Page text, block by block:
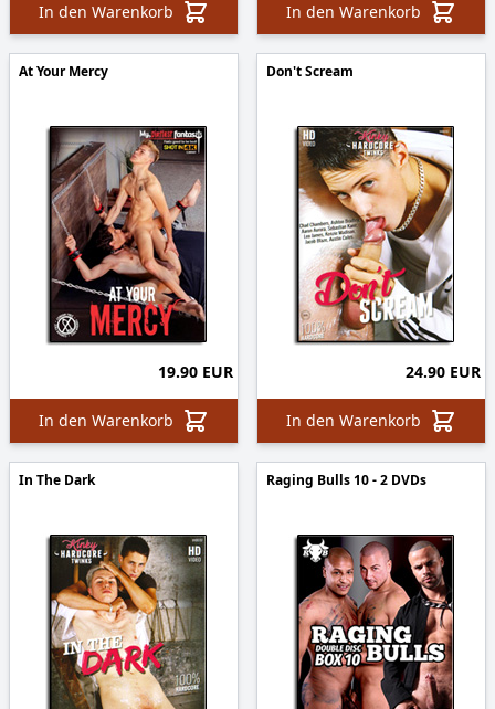
In den Warenkorb In den Warenkorb
At Your Mercy
19.90 EUR
In den Warenkorb
Don't Scream
24.90 EUR
In den Warenkorb
In The Dark Raging Bulls 10 - 2 DVDs